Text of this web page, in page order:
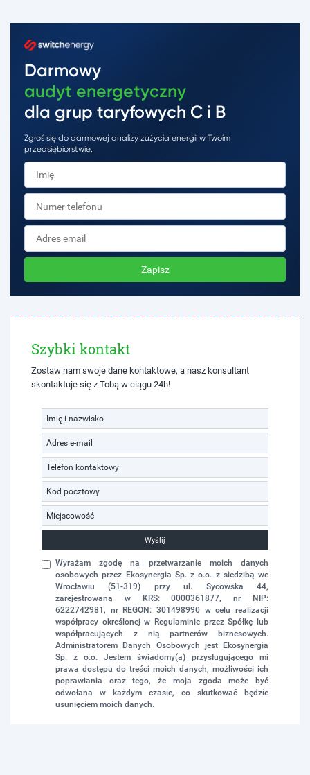
Darmowy
audyt energetyczny
dla grup taryfowych C i B
Zgłoś się do darmowej analizy zużycia energii w Twoim
przedsiębiorstwie.
Zapisz
Szybki kontakt
Zostaw nam swoje dane kontaktowe, a nasz konsultant
skontaktuje się z Tobą w ciągu 24h!
Wyślij
Wyrażam zgodę na przetwarzanie moich danych
osobowych przez Ekosynergia Sp. z o.o. z siedzibą we
Wrocławiu (51-319) przy ul. Sycowska 44,
zarejestrowaną w KRS: 0000361877, nr NIP:
6222742981, nr REGON: 301498990 w celu realizacji
współpracy określonej w Regulaminie przez Spółkę lub
współpracujących z nią partnerów biznesowych.
Administratorem Danych Osobowych jest Ekosynergia
Sp. z o.o. Jestem świadomy(a) przysługującego mi
prawa dostępu do treści moich danych, możliwości ich
poprawiania oraz tego, że moja zgoda może być
odwołana w każdym czasie, co skutkować będzie
usunięciem moich danych.